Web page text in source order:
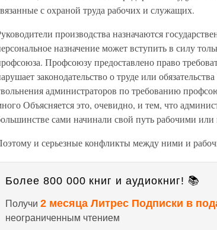
с охраной труда рабочих и служащих.
производства назначаются
назначение может вступить в силу
Профсоюзу предоставлено право
законодательство о труде или
администраторов по требованию
Объясняется это, очевидно, и тем, что
сами начинали свой путь рабочими
и серьезные конфликты между ними и
Более 800 000 книг и аудиокниг! 📚
Получи 2 месяца Литрес Подписки в
неограниченным чтением